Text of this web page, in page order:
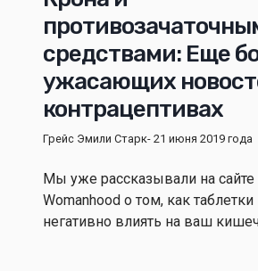
средствами: Еще
ужасающих
контрацептивах
Грейс Эмили Старк- 21 июня 2019 года
Мы уже рассказывали на сайте
Womanhood о том, как таблетки
негативно влиять на ваш